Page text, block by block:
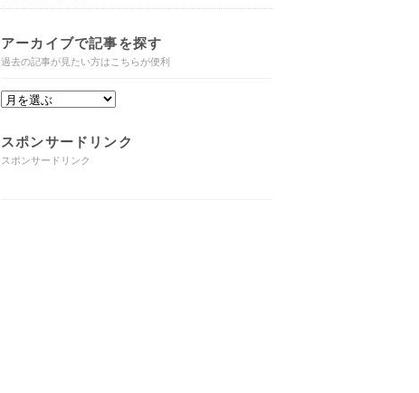
とめ
アーカイブで記事を探す
過去の記事が見たい方はこちらが便利
スポンサードリンク
スポンサードリンク